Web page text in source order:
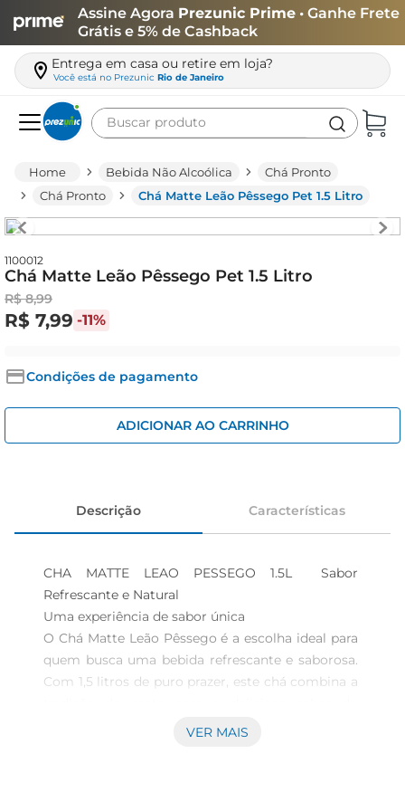
Assine Agora Prezunic Prime • Ganhe Frete
Grátis e 5% de Cashback
Entrega em casa ou retire em loja?
Você está no Prezunic Rio de Janeiro
Buscar produto
Bebida Não Alcoólica
Chá Pronto
Chá Pronto
Chá Matte Leão Pêssego Pet 1.5 Litro
1100012
Chá Matte Leão Pêssego Pet 1.5 Litro
R$ 8,99
R$ 7,99 -11%
Condições de pagamento
ADICIONAR AO CARRINHO
Descrição Características
CHA MATTE LEAO PESSEGO 1.5L  Sabor
Refrescante e Natural
Uma experiência de sabor única
O Chá Matte Leão Pêssego é a escolha ideal para
quem busca uma bebida refrescante e saborosa.
Com 1,5 litros de puro prazer, este chá combina a
pêssego, proporcionando uma experiência única
VER MAIS
leite
queijo
azeite
arroz
iogurte